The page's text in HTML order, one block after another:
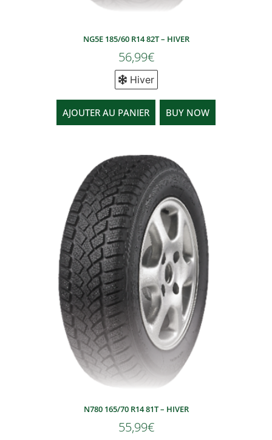
NG5E 185/60 R14 82T – HIVER
56,99€
Hiver
AJOUTER AU PANIER BUY NOW
N780 165/70 R14 81T – HIVER
55,99€